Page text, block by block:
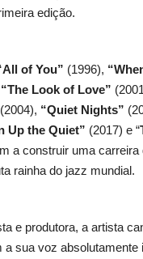
edição.
of You” (1996),
“The Look of Love”
“Quiet Nights”
Up the Quiet” (2017) e “
a construir uma
rainha do jazz mundial.
e produtora, a artista
a sua voz absolutamente